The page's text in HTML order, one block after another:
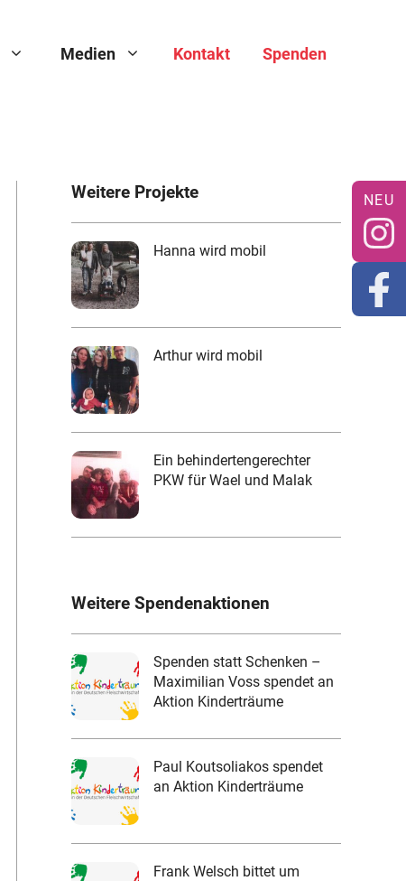
Medien Kontakt Spenden
Weitere Projekte
Hanna wird mobil
Arthur wird mobil
Ein behindertengerechter
PKW für Wael und Malak
Weitere Spendenaktionen
Spenden statt Schenken –
Maximilian Voss spendet an
Aktion Kinderträume
Paul Koutsoliakos spendet
an Aktion Kinderträume
Frank Welsch bittet um